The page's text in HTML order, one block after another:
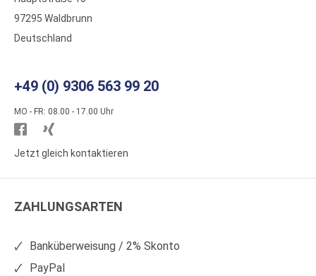
97295 Waldbrunn
Deutschland
+49 (0) 9306 563 99 20
MO - FR: 08.00 - 17.00 Uhr
Besuchen
Sie
auf
Sie
auf
Jetzt gleich kontaktieren
ZAHLUNGSARTEN
Banküberweisung / 2% Skonto
PayPal